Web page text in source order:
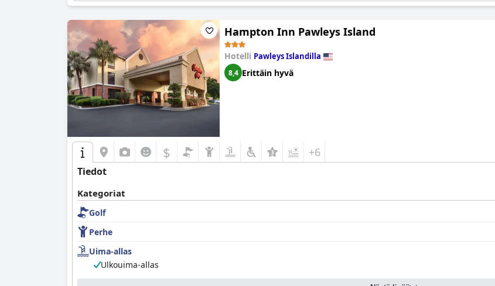
Hampton Inn Pawleys Island
Hotelli Pawleys Islandilla
8,4 Erittäin hyvä
$ +6
Tiedot
Kategoriat
Golf
Perhe
Uima-allas
Ulkouima-allas